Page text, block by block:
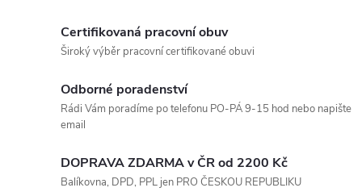
Certifikovaná pracovní obuv
Široký výběr pracovní certifikované obuvi
Odborné poradenství
Rádi Vám poradíme po telefonu PO-PÁ 9-15 hod nebo napište
email
DOPRAVA ZDARMA v ČR od 2200 Kč
Balíkovna, DPD, PPL jen PRO ČESKOU REPUBLIKU